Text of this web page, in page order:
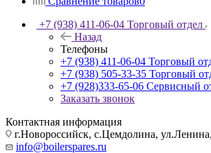
+7 (938) 411-06-04 Торговый отдел
Назад
Телефоны
+7 (938) 411-06-04 Торговый
+7 (938) 505-33-35 Торговый
+7 (928)333-65-06 Сервисный
Заказать звонок
Контактная информация
г.Новороссийск, с.Цемдолина,
info@boilerspares.ru